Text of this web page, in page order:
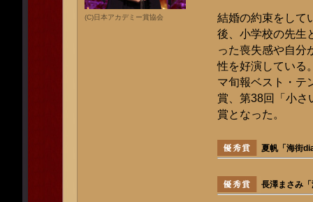
(C)日本アカデミー賞協会
結婚の約束をして
後、小学校の先生
った喪失感や自分
性を好演している
マ旬報ベスト・テ
賞、第38回「小さ
賞となった。
夏帆「海街
長澤まさみ